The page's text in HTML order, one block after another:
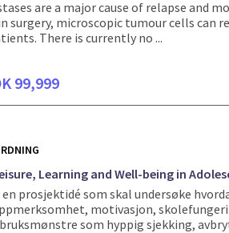
are a major cause of relapse and
surgery, microscopic tumour cells can
There is currently no ...
99,999
Learning and Well-being in
en prosjektidé som skal undersøke
motivasjon,
som hyppig sjekking,